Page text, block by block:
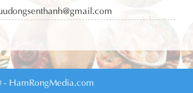
HamRongMedia.com